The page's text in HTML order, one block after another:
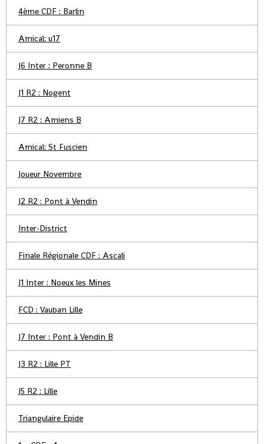
4ème CDF : Barlin
Amical: u17
J6 Inter : Peronne B
J1 R2 : Nogent
J7 R2 : Amiens B
Amical: St Fuscien
Joueur Novembre
J2 R2 : Pont à Vendin
Inter-District
Finale Régionale CDF : Ascali
J1 Inter : Noeux les Mines
FCD : Vauban Lille
J7 Inter : Pont à Vendin B
J3 R2 : Lille PT
J5 R2 : Lille
Triangulaire Epide